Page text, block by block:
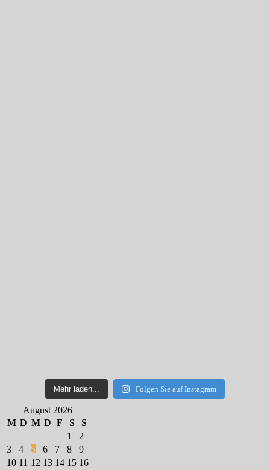
Mehr laden... Folgen Sie auf Instagram
August 2026
M D M D F S
S
1
2
3
4 5 6 7 8
9
10 11 12 13 14 15 16